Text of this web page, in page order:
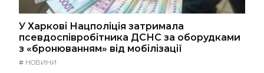
У Харкові Нацполіція затримала
псевдоспівробітника ДСНС за оборудками
з «бронюванням» від мобілізації
# НОВИНИ